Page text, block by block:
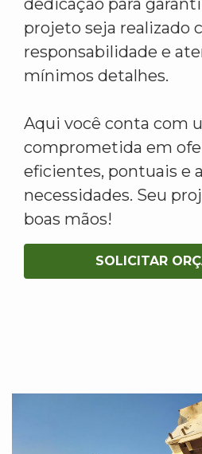
dedicação para
projeto seja realizado
responsabilidade e
mínimos detalhes.
Aqui você conta com
comprometida em
eficientes, pontuais e
necessidades. Seu
boas mãos!
SOLICITAR